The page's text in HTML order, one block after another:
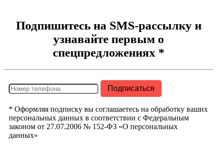
Подпишитесь на SMS-рассылку и
узнавайте первым о
спецпредложениях *
* Оформляя подписку вы соглашаетесь на обработку ваших
персональных данных в соответствии с Федеральным
законом от 27.07.2006 № 152-ФЗ «О персональных
данных»